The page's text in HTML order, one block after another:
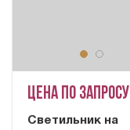
Цена по запросу
Светильник на